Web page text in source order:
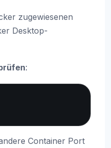
zugewiesenen
Desktop-
:
Container Port